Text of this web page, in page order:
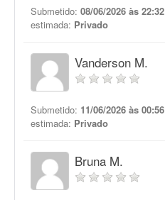
Submetido: 08/06/2026 às 22:32
estimada: Privado
Vanderson M.
Submetido: 11/06/2026 às 00:56
estimada: Privado
Bruna M.